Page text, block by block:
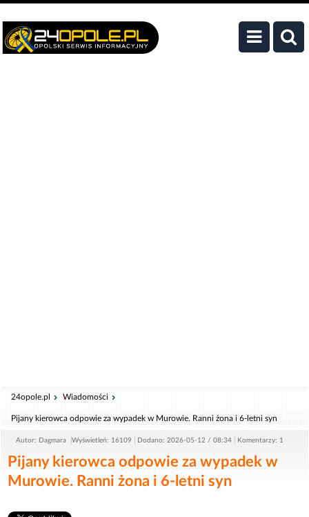
24opole.pl Wiadomości
Pijany kierowca odpowie za wypadek w Murowie. Ranni żona i 6-letni syn
Autor: Dagmara Wyświetleń: 16109 Dodano: 2026-05-12 / 08:34 Komentarzy: 1
Pijany kierowca odpowie za wypadek w
Murowie. Ranni żona i 6-letni syn